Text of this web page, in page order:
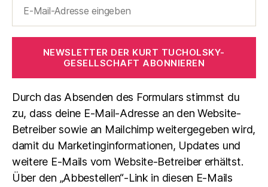
NEWSLETTER DER KURT TUCHOLSKY-
GESELLSCHAFT ABONNIEREN
Durch das Absenden des Formulars stimmst du
zu, dass deine E-Mail-Adresse an den Website-
Betreiber sowie an Mailchimp weitergegeben wird,
damit du Marketinginformationen, Updates und
weitere E-Mails vom Website-Betreiber erhältst.
Über den „Abbestellen“-Link in diesen E-Mails